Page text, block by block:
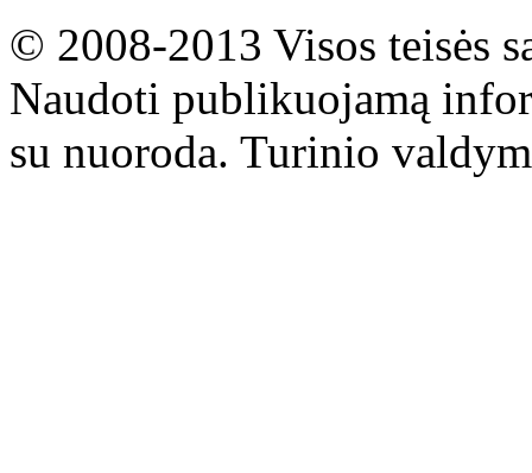
© 2008-2013 Visos teisės
Naudoti publikuojamą
su nuoroda. Turinio